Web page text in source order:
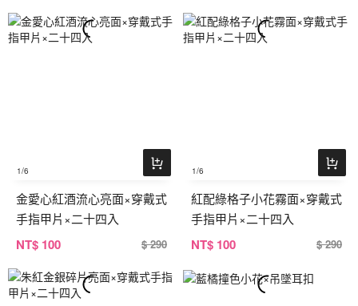
1/6
金愛心紅酒流心亮面×穿戴式
手指甲片×二十四入
NT$ 100 $ 290
1/6
紅配綠格子小花霧面×穿戴式
手指甲片×二十四入
NT$ 100 $ 290